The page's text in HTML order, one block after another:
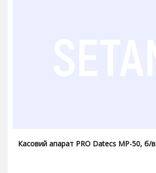
Касовий апарат PRO Datecs МР-50, б/в